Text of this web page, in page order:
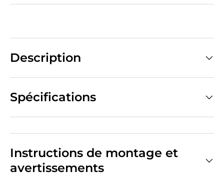
Description
Spécifications
Instructions de montage et
avertissements